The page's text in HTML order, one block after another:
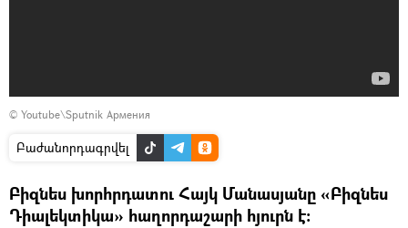
© Youtube\Sputnik Армения
Բաժանորդագրվել
Բիզնես խորհրդատու Հայկ Մանասյանը «Բիզնես
Դիալեկտիկա» հաղորդաշարի հյուրն է։